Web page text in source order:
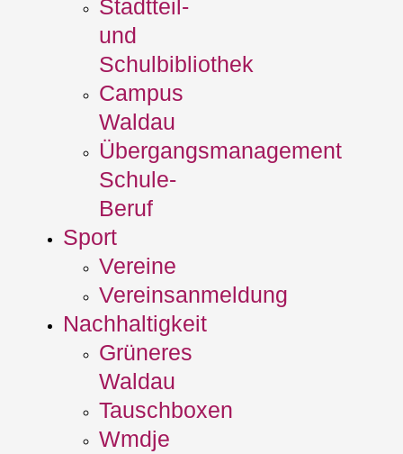
Stadtteil-
und
Schulbibliothek
Campus
Waldau
Übergangsmanagement
Schule‐
Beruf
Sport
Vereine
Vereinsanmeldung
Nachhaltigkeit
Grüneres
Waldau
Tauschboxen
Wmdje